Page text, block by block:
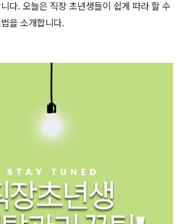
다. 오늘은 직장 초년생들이 쉽게 따라 할 수
을 소개합니다.